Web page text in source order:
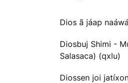
Dios ã jáap
Diosbuj Shimi -
Salasaca) (qxlu)
Diossen joi